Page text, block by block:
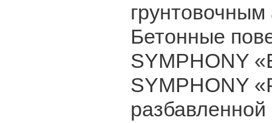
Бетонные
SYMPHONY
SYMPHONY